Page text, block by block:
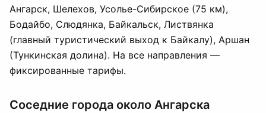
Ангарск, Шелехов, Усолье-Сибирское (75 км),
Бодайбо, Слюдянка, Байкальск, Листвянка
(главный туристический выход к Байкалу), Аршан
(Тункинская долина). На все направления —
фиксированные тарифы.
Соседние города около Ангарска